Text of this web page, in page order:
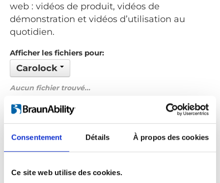
Consentement Détails À propos des cookies
Ce site web utilise des cookies.
web : vidéos de produit, vidéos de
démonstration et vidéos d’utilisation au
quotidien.
Afficher les fichiers pour:
Carolock
Aucun fichier trouvé...
Commandé par: Nom
Précédent Suivant